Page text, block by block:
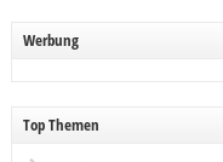
Werbung
Top Themen